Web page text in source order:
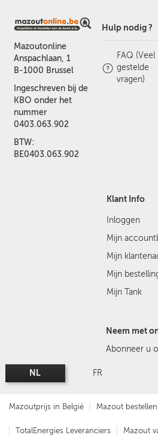
Mazoutonline
Anspachlaan, 1
B-1000 Brussel
Ingeschreven bij de
KBO onder het
nummer
0403.063.902
BTW:
BE0403.063.902
Hulp nodig ?
FAQ (Veel
gestelde
vragen)
Klant Info
Inloggen
Mijn
Mijn
Mijn
Mijn Tank
Neem met
Abonneer u
NL FR
Mazoutprijs in België Mazout bestellen
TotalEnergies Leveranciers Mazout